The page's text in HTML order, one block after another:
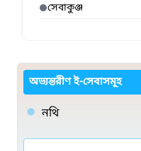
সেবাকুঞ্জ
অভ্যন্তরীণ ই-সেবাসমূহ
নথি